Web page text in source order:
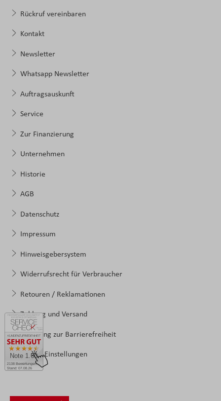
2138 Bewertungen
Stand: 07.08.26
Note 1.60
Rückruf vereinbaren
Kontakt
Newsletter
Whatsapp Newsletter
Auftragsauskunft
Service
Zur Finanzierung
Unternehmen
Historie
AGB
Datenschutz
Impressum
Hinweisgebersystem
Widerrufsrecht für Verbraucher
Retouren / Reklamationen
Zahlung und Versand
Erklärung zur Barrierefreiheit
Cookie-Einstellungen